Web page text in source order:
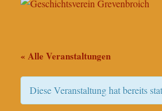
« Alle Veranstaltungen
Diese Veranstaltung hat bereits